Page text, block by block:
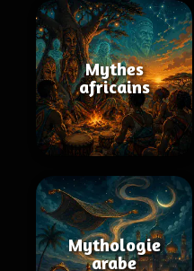
Mythes
africains
Mythologie
arabe